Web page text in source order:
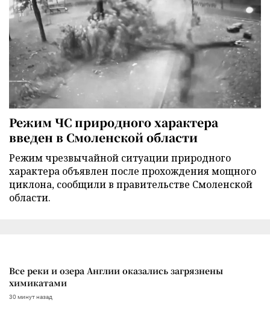
Режим ЧС природного характера
введен в Смоленской области
Режим чрезвычайной ситуации природного
характера объявлен после прохождения мощного
циклона, сообщили в правительстве Смоленской
области.
Все реки и озера Англии оказались загрязнены
химикатами
30 минут назад